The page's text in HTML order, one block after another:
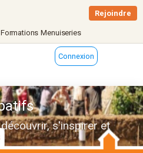
Formations Menuiseries
Rejoindre
Connexion
s'inspirer et